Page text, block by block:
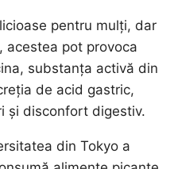
pentru mulți, dar
acestea pot provoca
substanța activă din
de acid gastric,
și disconfort digestiv.
din Tokyo a